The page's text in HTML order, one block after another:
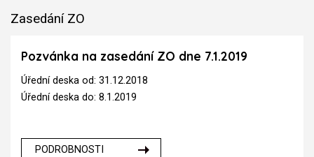
Zasedání ZO
Pozvánka na zasedání ZO dne 7.1.2019
Úřední deska od: 31.12.2018
Úřední deska do: 8.1.2019
PODROBNOSTI